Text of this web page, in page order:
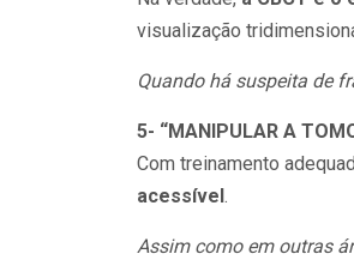
visualização
Quando há suspeita de
5- “MANIPULAR A
Com treinamento
acessível .
Assim como em outras